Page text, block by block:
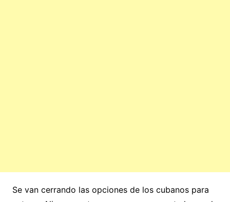
Se van cerrando las opciones de los cubanos para